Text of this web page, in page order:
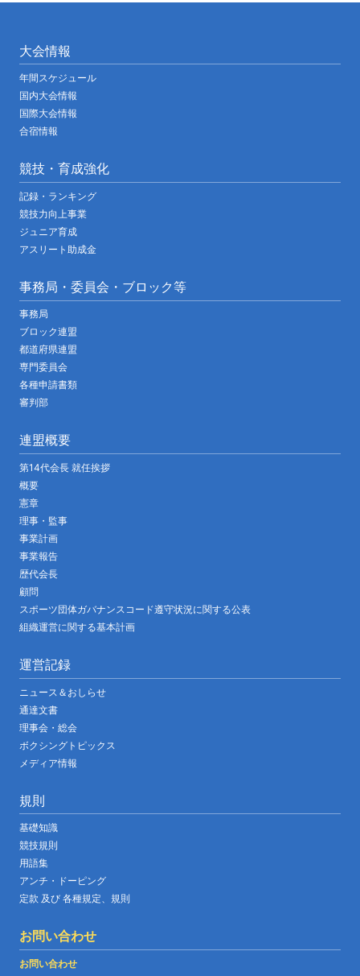
大会情報
年間スケジュール
国内大会情報
国際大会情報
合宿情報
競技・育成強化
記録・ランキング
競技力向上事業
ジュニア育成
アスリート助成金
事務局・委員会・ブロック等
事務局
ブロック連盟
都道府県連盟
専門委員会
各種申請書類
審判部
連盟概要
第14代会長 就任挨拶
概要
憲章
理事・監事
事業計画
事業報告
歴代会長
顧問
スポーツ団体ガバナンスコード遵守状況に関する公表
組織運営に関する基本計画
運営記録
ニュース＆おしらせ
通達文書
理事会・総会
ボクシングトピックス
メディア情報
規則
基礎知識
競技規則
用語集
アンチ・ドーピング
定款 及び 各種規定、規則
お問い合わせ
お問い合わせ